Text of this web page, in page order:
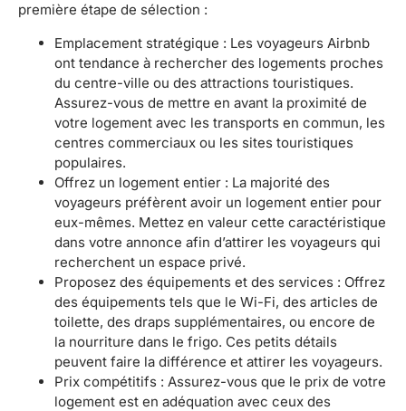
première étape de sélection :
Emplacement stratégique : Les voyageurs Airbnb
ont tendance à rechercher des logements proches
du centre-ville ou des attractions touristiques.
Assurez-vous de mettre en avant la proximité de
votre logement avec les transports en commun, les
centres commerciaux ou les sites touristiques
populaires.
Offrez un logement entier : La majorité des
voyageurs préfèrent avoir un logement entier pour
eux-mêmes. Mettez en valeur cette caractéristique
dans votre annonce afin d’attirer les voyageurs qui
recherchent un espace privé.
Proposez des équipements et des services : Offrez
des équipements tels que le Wi-Fi, des articles de
toilette, des draps supplémentaires, ou encore de
la nourriture dans le frigo. Ces petits détails
peuvent faire la différence et attirer les voyageurs.
Prix compétitifs : Assurez-vous que le prix de votre
logement est en adéquation avec ceux des